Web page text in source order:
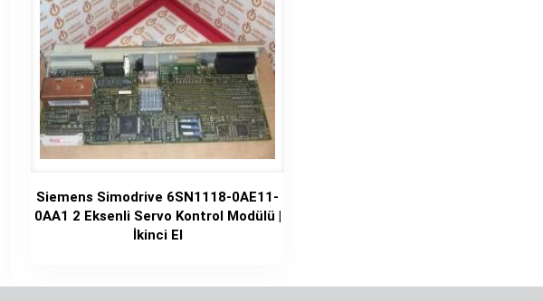
Siemens Simodrive 6SN1118-0AE11-
0AA1 2 Eksenli Servo Kontrol Modülü |
İkinci El